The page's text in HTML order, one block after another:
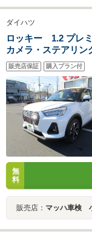
ダイハツ
ロッキー 1.2 プレ
カメラ・ステアリ
販売店保証 購入プラン付
無
料
販売店： マッハ車検